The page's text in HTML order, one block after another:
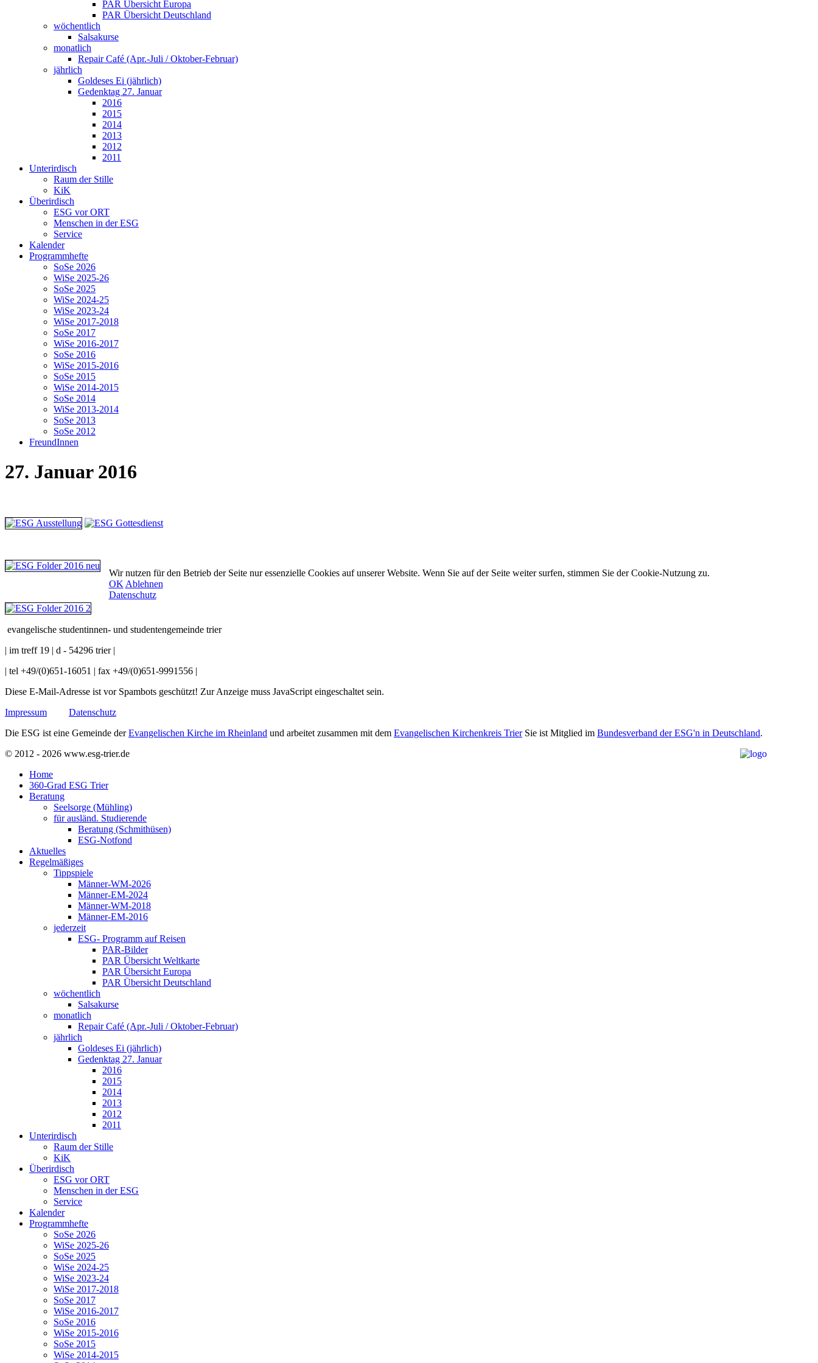
PAR Übersicht Europa
PAR Übersicht Deutschland
wöchentlich
Salsakurse
monatlich
Repair Café (Apr.-Juli / Oktober-Februar)
jährlich
Goldeses Ei (jährlich)
Gedenktag 27. Januar
2016
2015
2014
2013
2012
2011
Unterirdisch
Raum der Stille
KiK
Überirdisch
ESG vor ORT
Menschen in der ESG
Service
Kalender
Programmhefte
SoSe 2026
WiSe 2025-26
SoSe 2025
WiSe 2024-25
WiSe 2023-24
WiSe 2017-2018
SoSe 2017
WiSe 2016-2017
SoSe 2016
WiSe 2015-2016
SoSe 2015
WiSe 2014-2015
SoSe 2014
WiSe 2013-2014
SoSe 2013
SoSe 2012
FreundInnen
27. Januar 2016
evangelische studentinnen- und studentengemeinde trier
| im treff 19 | d - 54296 trier |
| tel +49/(0)651-16051 | fax +49/(0)651-9991556 |
Diese E-Mail-Adresse ist vor Spambots geschützt! Zur Anzeige muss JavaScript eingeschaltet sein.
Impressum
Datenschutz
Die ESG ist eine Gemeinde derEvangelischen Kirche im Rheinland und arbeitet zusammen mit dem Evangelischen Kirchenkreis TrierSie ist Mitglied im Bundesverband der ESG'n in Deutschland.
© 2012 - 2026 www.esg-trier.de
Home
360-Grad ESG Trier
Beratung
Seelsorge (Mühling)
für ausländ. Studierende
Beratung (Schmithüsen)
ESG-Notfond
Aktuelles
Regelmäßiges
Tippspiele
Männer-WM-2026
Männer-EM-2024
Männer-WM-2018
Männer-EM-2016
jederzeit
ESG- Programm auf Reisen
PAR-Bilder
PAR Übersicht Weltkarte
PAR Übersicht Europa
PAR Übersicht Deutschland
wöchentlich
Salsakurse
monatlich
Repair Café (Apr.-Juli / Oktober-Februar)
jährlich
Goldeses Ei (jährlich)
Gedenktag 27. Januar
2016
2015
2014
2013
2012
2011
Unterirdisch
Raum der Stille
KiK
Überirdisch
ESG vor ORT
Menschen in der ESG
Service
Kalender
Programmhefte
SoSe 2026
WiSe 2025-26
SoSe 2025
WiSe 2024-25
WiSe 2023-24
WiSe 2017-2018
SoSe 2017
WiSe 2016-2017
SoSe 2016
WiSe 2015-2016
SoSe 2015
WiSe 2014-2015
Wir nutzen für den Betrieb der Seite nur essenzielle Cookies auf unserer Website. Wenn Sie auf der Seite weiter surfen, stimmen Sie der Cookie-Nutzung zu.
OK Ablehnen
Datenschutz